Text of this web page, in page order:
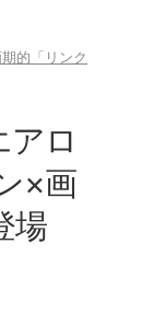
的「リンク
アロ
×画
場